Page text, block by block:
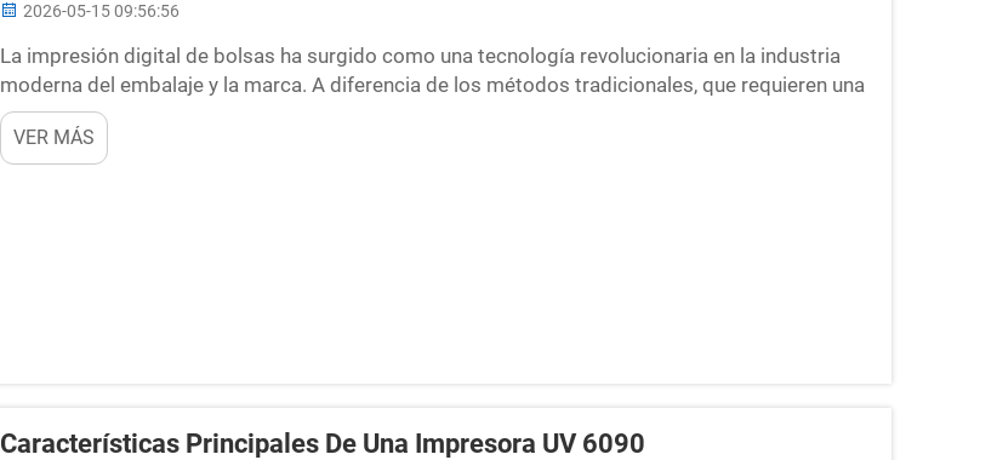
2026-05-15 09:56:56
La impresión digital de bolsas ha surgido como una tecnología revolucionaria en la industria
moderna del embalaje y la marca. A diferencia de los métodos tradicionales, que requieren una
configuración extensa y planchas mecánicas, la impresión digital de bolsas utiliza computación
avanzada y alta-...
VER MÁS
Características Principales De Una Impresora UV 6090